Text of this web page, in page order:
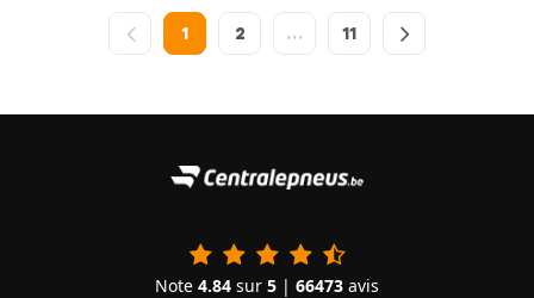
1 2 … 11
Note 4.84 sur 5 | 66473 avis